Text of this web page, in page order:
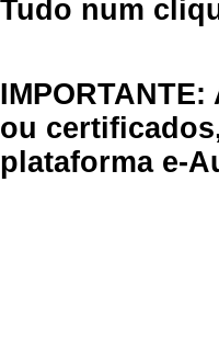
Tudo num
ou
plataforma e-